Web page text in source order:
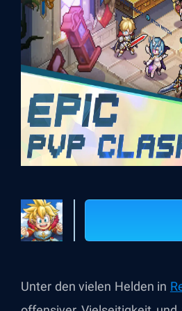
Unter den vielen Helden in